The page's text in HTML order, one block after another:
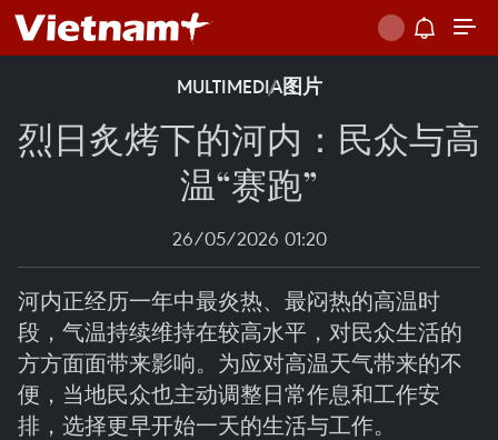
MULTIMEDIA图片
烈日炙烤下的河内：民众与高
温“赛跑”
26/05/2026 01:20
河内正经历一年中最炎热、最闷热的高温时
段，气温持续维持在较高水平，对民众生活的
方方面面带来影响。为应对高温天气带来的不
便，当地民众也主动调整日常作息和工作安
排，选择更早开始一天的生活与工作。